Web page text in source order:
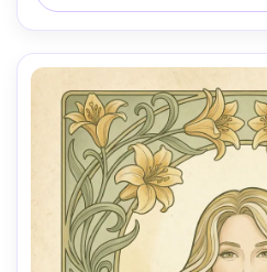
forte título de topo e
patrocinador, energia de
4:5